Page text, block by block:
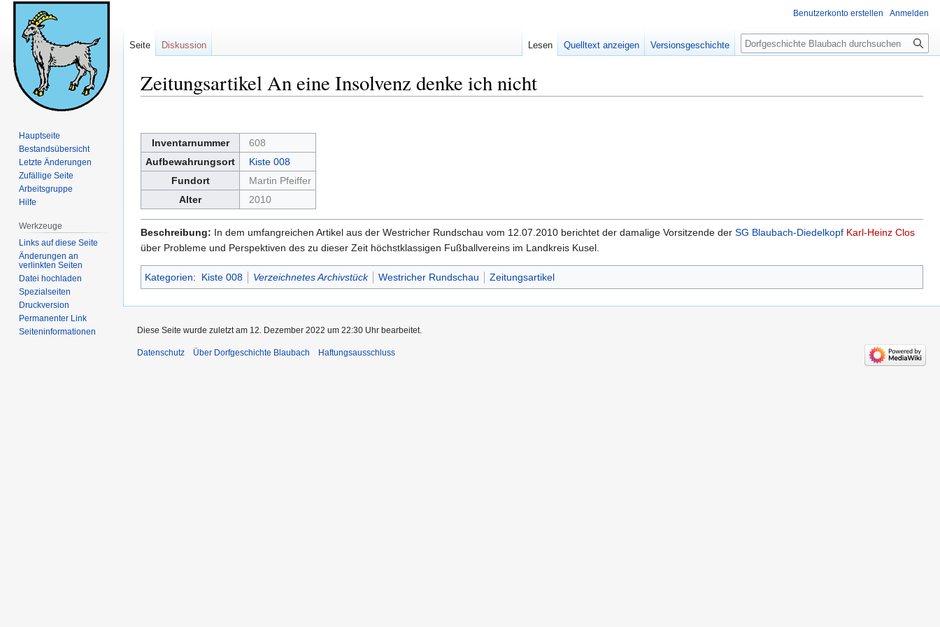
Zeitungsartikel An eine Insolvenz denke ich nicht
Navigation
springen
Suche
springen
Inventarnummer
608
Aufbewahrungsort
Kiste 008
Fundort
Martin Pfeiffer
Alter
2010
Beschreibung: In dem umfangreichen Artikel aus der Westricher Rundschau vom 12.07.2010 berichtet der damalige Vorsitzende der SG Blaubach-Diedelkopf Karl-Heinz Clos
über Probleme und Perspektiven des zu dieser Zeit höchstklassigen Fußballvereins im Landkreis Kusel.
Kategorien: Kiste 008 Verzeichnetes Archivstück Westricher Rundschau Zeitungsartikel
Benutzerkonto erstellen Anmelden
Seite Diskussion Lesen Quelltext anzeigen Versionsgeschichte Suche
Hauptseite
Bestandsübersicht
Letzte Änderungen
Zufällige Seite
Arbeitsgruppe
Hilfe
Werkzeuge
Links auf diese Seite
Änderungen an
verlinkten Seiten
Datei hochladen
Spezialseiten
Druckversion
Permanenter Link
Seiten­informationen
Diese Seite wurde zuletzt am 12. Dezember 2022 um 22:30 Uhr bearbeitet.
Datenschutz Über Dorfgeschichte Blaubach Haftungsausschluss